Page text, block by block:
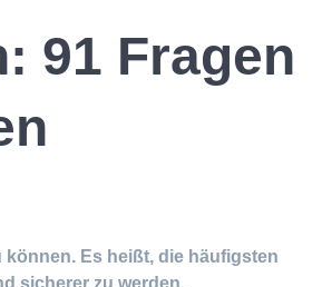
91 Fragen
Es heißt, die häufigsten
sicherer zu werden.